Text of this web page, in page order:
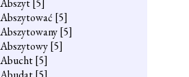
Abszyt[5]
Abszytować [5]
Abszytowany[5]
Abszytowy[5]
Abucht[5]